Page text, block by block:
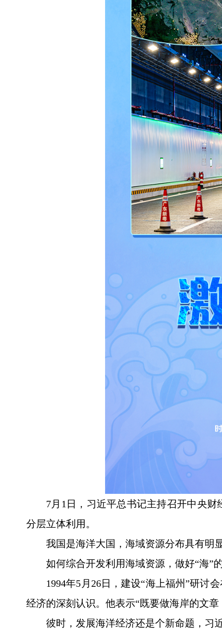
7月1日，习近平总书记主持召开中央
分层立体利用。
我国是海洋大国，海域资源分布具有明
如何综合开发利用海域资源，做好“海”
1994年5月26日，建设“海上福州”研讨
经济的深刻认识。他表示“既要做海岸的文
彼时，发展海洋经济还是个新命题，习